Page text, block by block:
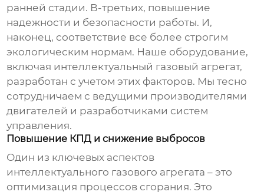
ранней стадии. В-третьих, повышение
надежности и безопасности работы. И,
наконец, соответствие все более строгим
экологическим нормам. Наше оборудование,
включая интеллектуальный газовый агрегат,
разработан с учетом этих факторов. Мы тесно
сотрудничаем с ведущими производителями
двигателей и разработчиками систем
управления.
Повышение КПД и снижение выбросов
Один из ключевых аспектов
интеллектуального газового агрегата – это
оптимизация процессов сгорания. Это